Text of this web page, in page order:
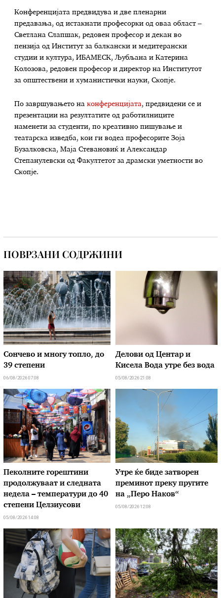
Конференцијата предвидува и две пленарни
предавања, од истакнати професорки од оваа област –
Светлана Слапшак, редовен професор и декан во
пензија од Институт за балкански и медитерански
студии и култура, ИБАМЕСК, Љубљана и Катерина
Колозова, редовен професор и директор на Институтот
за општествени и хуманистички науки, Скопје.
По завршувањето наконференцијата, предвидени се и
презентации на резултатите од работилниците
наменети за студенти, по креативно пишување и
театарска изведба, кои ги водеа професорите Зоја
Бузалковска, Маја Стевановиќ и Александар
Степанулевски од Факултетот за драмски уметности во
Скопје.
ПОВРЗАНИ СОДРЖИНИ
Сончево и многу топло, до
39 степени
06/08/2026 07:08
Делови од Центар и
Кисела Вода утре без вода
05/08/2026 21:08
Пеколните горештини
продолжуваат и следната
недела – температури до 40
степени Целзиусови
05/08/2026 14:08
Утре ќе биде затворен
преминот преку пругите
на „Перо Наков“
05/08/2026 12:08